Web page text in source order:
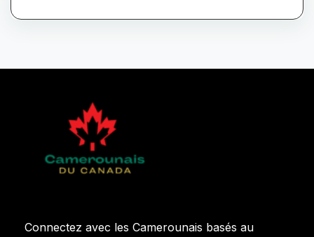
Connectez avec les Camerounais basés au